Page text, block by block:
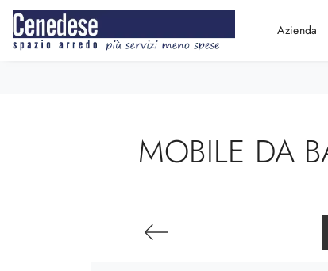
Azienda
MOBILE DA